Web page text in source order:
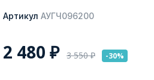
Артикул АУГЧ096200
2 480 ₽ 3 550₽ -30%